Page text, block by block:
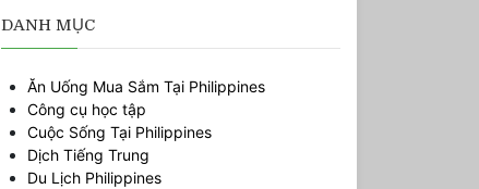
DANH MỤC
Ăn Uống Mua Sắm Tại Philippines
Công cụ học tập
Cuộc Sống Tại Philippines
Dịch Tiếng Trung
Du Lịch Philippines